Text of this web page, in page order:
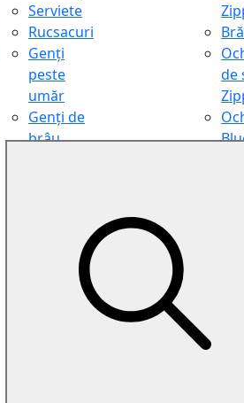
Serviete
Rucsacuri
Genți
peste
umăr
Genți de
brâu
cosmetice
de